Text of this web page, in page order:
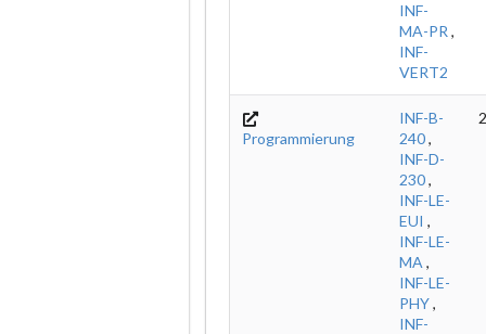
INF-
MA-PR ,
INF-
VERT2
Programmierung
INF-B-
240,
INF-D-
230,
INF-LE-
EUI ,
INF-LE-
MA ,
INF-LE-
PHY,
INF-